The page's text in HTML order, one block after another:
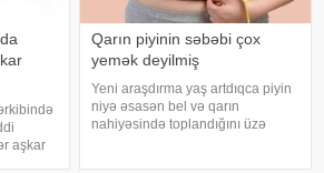
aşkar
Qarın piyinin səbəbi çox
yemək deyilmiş
Yeni araşdırma yaş artdıqca piyin
niyə əsasən bel və qarın
nahiyəsində toplandığını üzə